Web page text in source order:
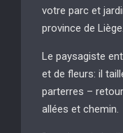
votre parc et
province de Liège.
Le paysagiste
et de fleurs: il
parterres –
allées et chemin.